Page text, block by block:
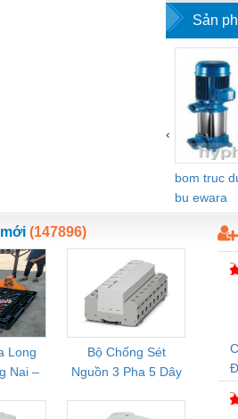
Sản
bom truc
bu ewara
‹
(147896)
Long
Nai –
Giá
Bộ Chống Sét
Nguồn 3 Pha 5 Dây
FLT-SEC-P-T1-3S-
Rơ Le